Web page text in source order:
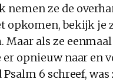
ze de
opkomen, bekijk je
als ze eenmaal
opnieuw naar en
6 schreef,